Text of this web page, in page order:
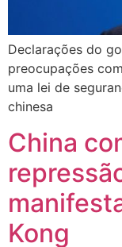
Declarações do
preocupações
uma lei de
chinesa
China
Kong